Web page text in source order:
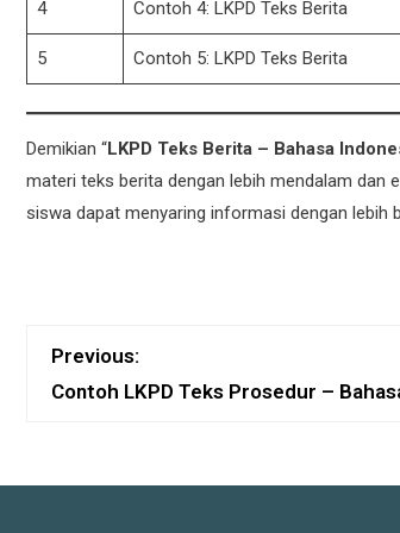
4 Contoh 4: LKPD Teks Berita
5 Contoh 5: LKPD Teks Berita
Demikian “LKPD Teks Berita – Bahasa
materi teks berita dengan lebih mendalam dan
siswa dapat menyaring informasi dengan lebih
Previous:
Contoh LKPD Teks Prosedur –